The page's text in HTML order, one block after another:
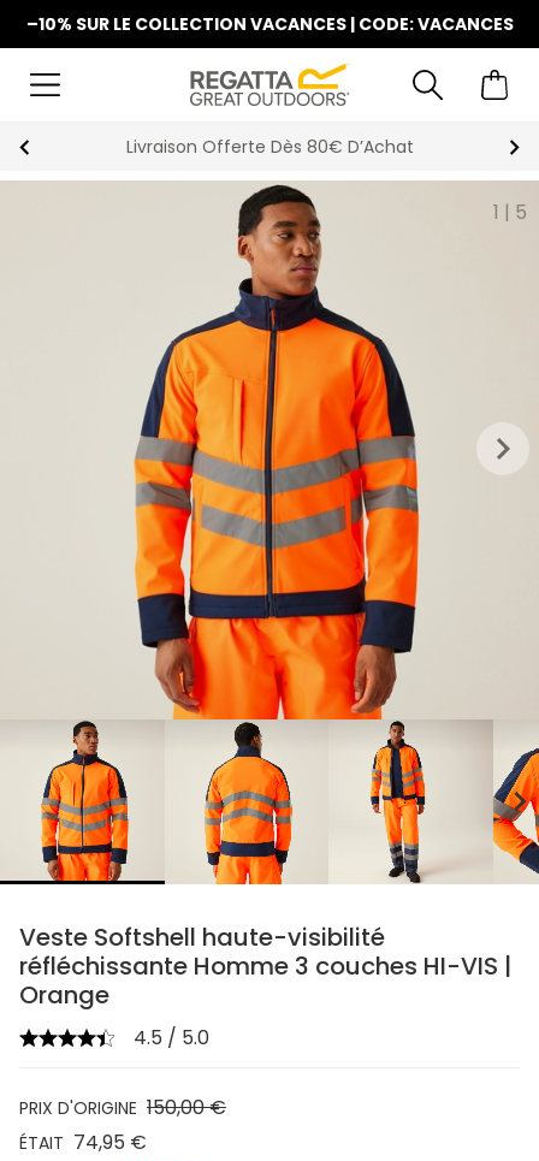
–10% SUR LE COLLECTION VACANCES | CODE: VACANCES
D’Achat La Nouvelle
1 | 5
keyboard_arrow_right
chevron_right
Veste Softshell haute-visibilité
réfléchissante Homme 3 couches HI-VIS |
Orange
4.5 / 5.0
PRIX D'ORIGINE 150,00 €
ÉTAIT 74,95 €